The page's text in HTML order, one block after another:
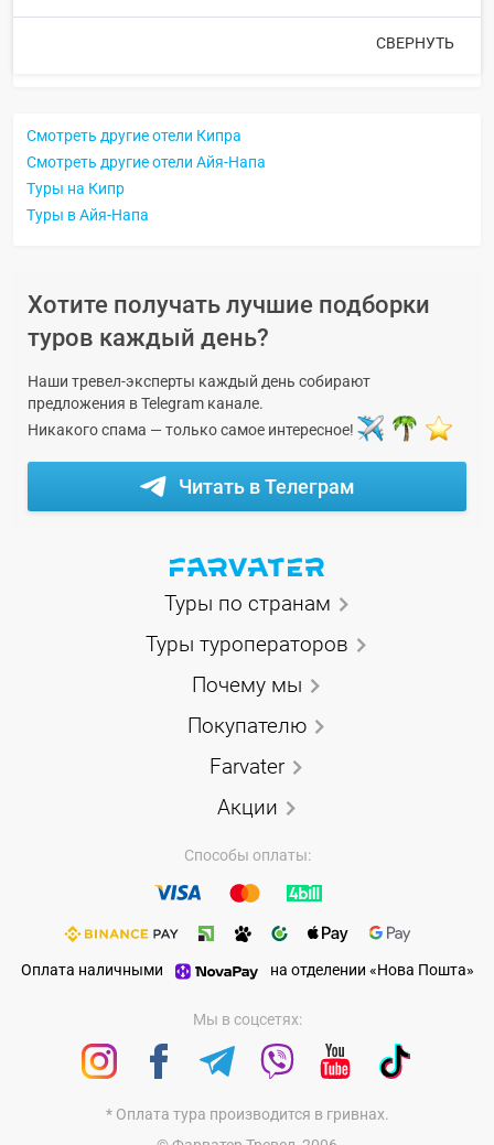
СВЕРНУТЬ
Смотреть другие отели Кипра
Смотреть другие отели Айя-Напа
Туры на Кипр
Туры в Айя-Напа
Хотите получать лучшие подборки
туров каждый день?
Наши тревел-эксперты каждый день собирают
предложения в Telegram канале.
Никакого спама — только самое интересное!
Читать в Телеграм
Туры по странам
Туры туроператоров
Почему мы
Покупателю
Farvater
Акции
Способы оплаты:
Оплата наличными на отделении «Нова Пошта»
Мы в соцсетях:
* Оплата тура производится в гривнах.